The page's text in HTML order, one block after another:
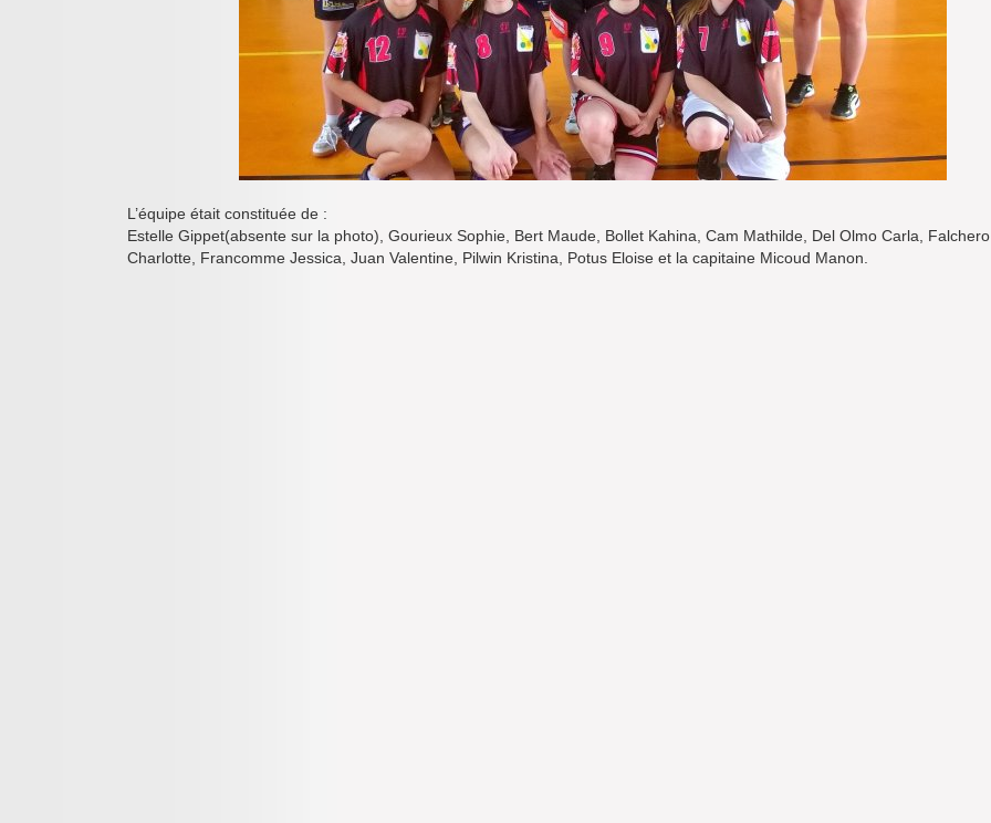
L’équipe était constituée de :
Estelle Gippet(absente sur la photo), Gourieux Sophie, Bert Maude, Bollet Kahina, Cam Mathilde, Del Olmo Carla, Falchero
Charlotte, Francomme Jessica, Juan Valentine, Pilwin Kristina, Potus Eloise et la capitaine Micoud Manon.